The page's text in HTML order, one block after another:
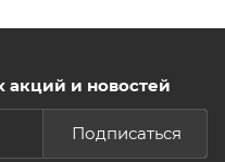
акций и новостей
Подписаться